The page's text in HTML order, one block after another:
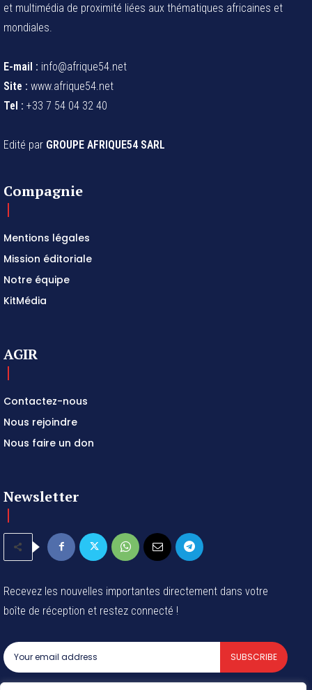
et multimédia de proximité liées aux thématiques africaines et
mondiales.
E-mail : info@afrique54.net
Site : www.afrique54.net
Tel : +33 7 54 04 32 40
Edité par GROUPE AFRIQUE54 SARL
Compagnie
Mentions légales
Mission éditoriale
Notre équipe
KitMédia
AGIR
Contactez-nous
Nous rejoindre
Nous faire un don
Newsletter
Recevez les nouvelles importantes directement dans votre
boîte de réception et restez connecté !
SUBSCRIBE